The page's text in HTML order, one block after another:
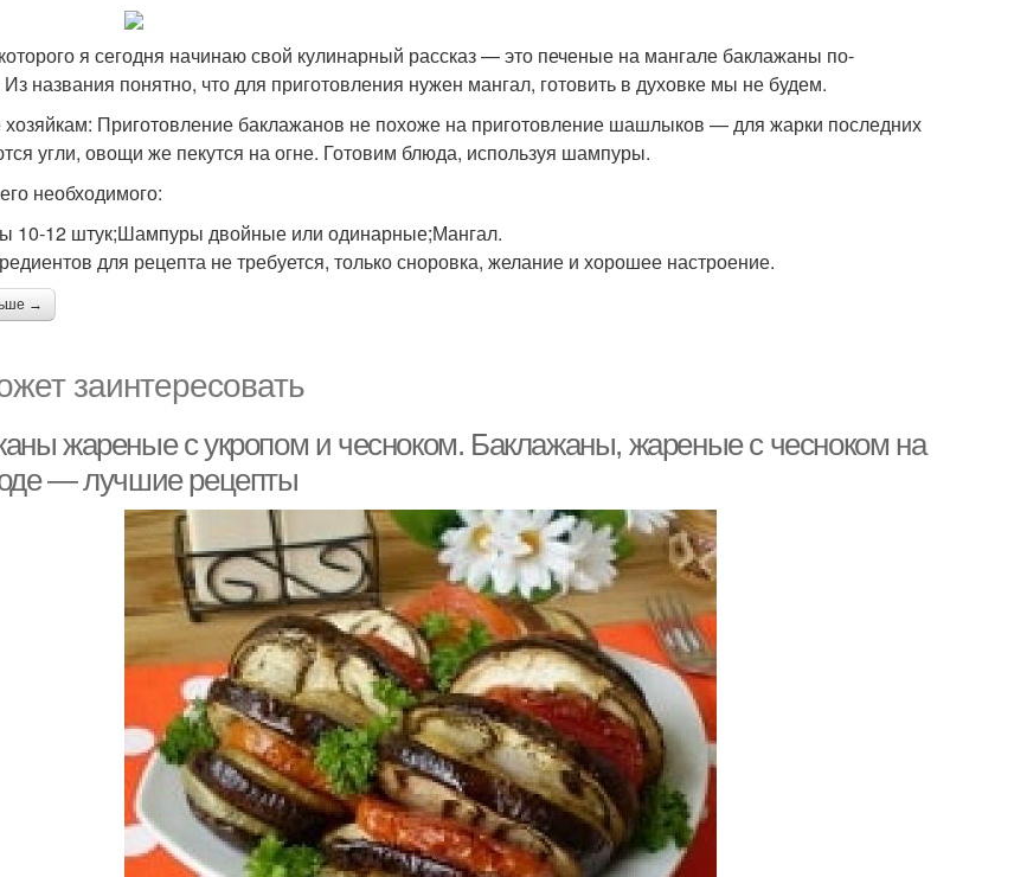
я сегодня начинаю свой кулинарный рассказ — это печеные на мангале баклажаны по-
названия понятно, что для приготовления нужен мангал, готовить в духовке мы не будем.
Приготовление баклажанов не похоже на приготовление шашлыков — для жарки последних
угли, овощи же пекутся на огне. Готовим блюда, используя шампуры.
необходимого:
10-12 штук;Шампуры двойные или одинарные;Мангал.
для рецепта не требуется, только сноровка, желание и хорошее настроение.
→
заинтересовать
жареные с укропом и чесноком. Баклажаны, жареные с чесноком на
— лучшие рецепты